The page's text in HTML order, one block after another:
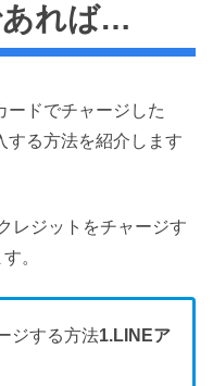
あれば…
ードでチャージした
する方法を紹介します
レジットをチャージす
。
ジする方法1.LINEア